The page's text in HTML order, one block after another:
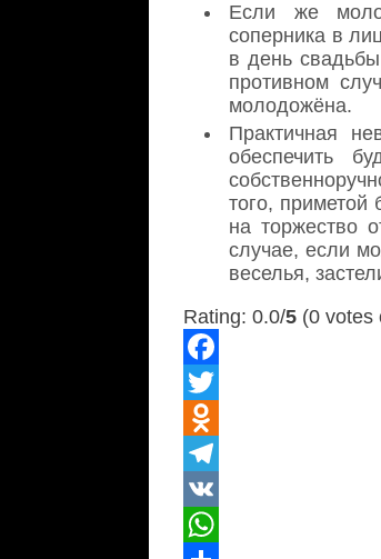
Если же
соперника в
в день
противном
молодожёна.
Практичная
обеспечить
того, приметой
на торжество
случае, если
веселья,
Rating: 0.0/5 (0 votes
Facebook
Twitter
Odnoklassniki
Telegram
VK